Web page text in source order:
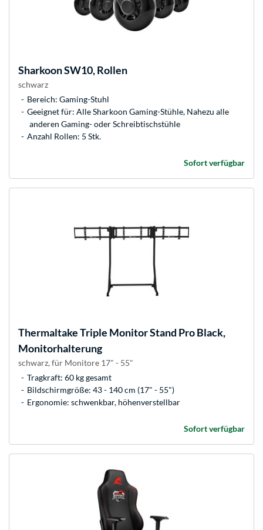
SharkoonSW10, Rollen
schwarz
Bereich: Gaming-Stuhl
Geeignet für: Alle Sharkoon Gaming-Stühle, Nahezu alle
anderen Gaming- oder Schreibtischstühle
Anzahl Rollen: 5 Stk.
Sofort verfügbar
ThermaltakeTriple Monitor Stand Pro Black,
Monitorhalterung
schwarz, für Monitore 17" - 55"
Tragkraft: 60 kg gesamt
Bildschirmgröße: 43 - 140 cm (17" - 55")
Ergonomie: schwenkbar, höhenverstellbar
Sofort verfügbar